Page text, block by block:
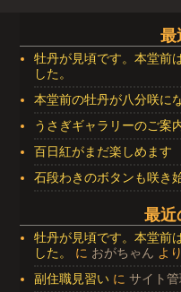
最
牡丹が見頃です。本堂前
した。
本堂前の牡丹が八分咲に
うさぎギャラリーのご案
百日紅がまだ楽しめます
石段わきのボタンも咲き
最近
牡丹が見頃です。本堂前
した。
に おがちゃん より
副住職見習い にサイト